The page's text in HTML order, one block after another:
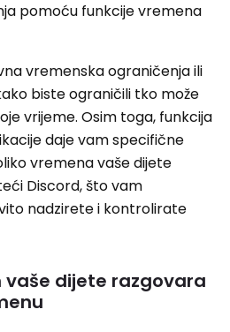
pomoću funkcije vremena
vremenska ograničenja ili
biste ograničili tko može
vrijeme. Osim toga, funkcija
daje vam specifične
vremena vaše dijete
Discord, što vam
nadzirete i kontrolirate
vaše dijete razgovara